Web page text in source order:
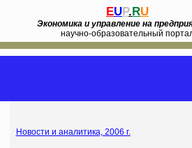
EUP.RU
Экономика и управление на
научно-образовательный
Новости и аналитика, 2006 г.